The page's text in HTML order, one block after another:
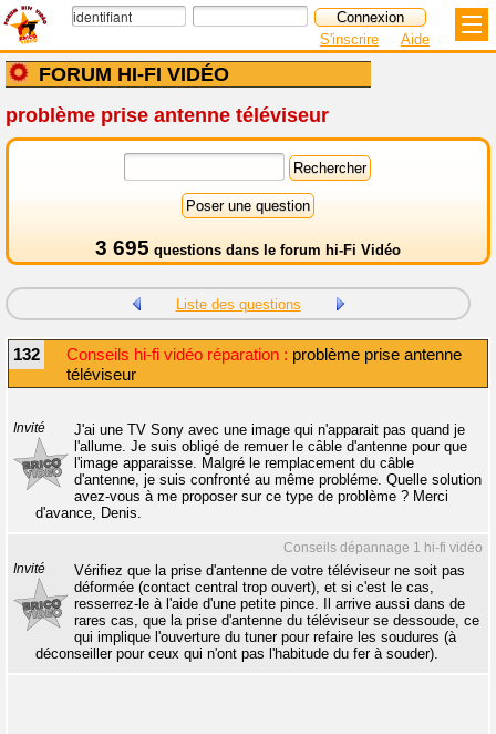
FORUM HI-FI VIDÉO
S'inscrire Aide
problème prise antenne téléviseur
3 695 questions dans le forum hi-Fi Vidéo
Liste des questions
132 Conseils hi-fi vidéo réparation : problème prise antenne
téléviseur
Invité
J'ai une TV Sony avec une image qui n'apparait pas quand je
l'allume. Je suis obligé de remuer le câble d'antenne pour que
l'image apparaisse. Malgré le remplacement du câble
d'antenne, je suis confronté au même probléme. Quelle solution
avez-vous à me proposer sur ce type de problème ? Merci
d'avance, Denis.
Conseils dépannage 1 hi-fi vidéo
Invité
Vérifiez que la prise d'antenne de votre téléviseur ne soit pas
déformée (contact central trop ouvert), et si c'est le cas,
resserrez-le à l'aide d'une petite pince. Il arrive aussi dans de
rares cas, que la prise d'antenne du téléviseur se dessoude, ce
qui implique l'ouverture du tuner pour refaire les soudures (à
déconseiller pour ceux qui n'ont pas l'habitude du fer à souder).